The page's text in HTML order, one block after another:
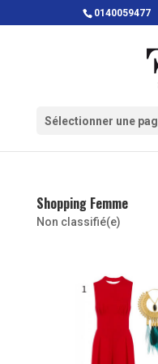
0140059477
Sélectionner une
Shopping Femme
Non classifié(e)